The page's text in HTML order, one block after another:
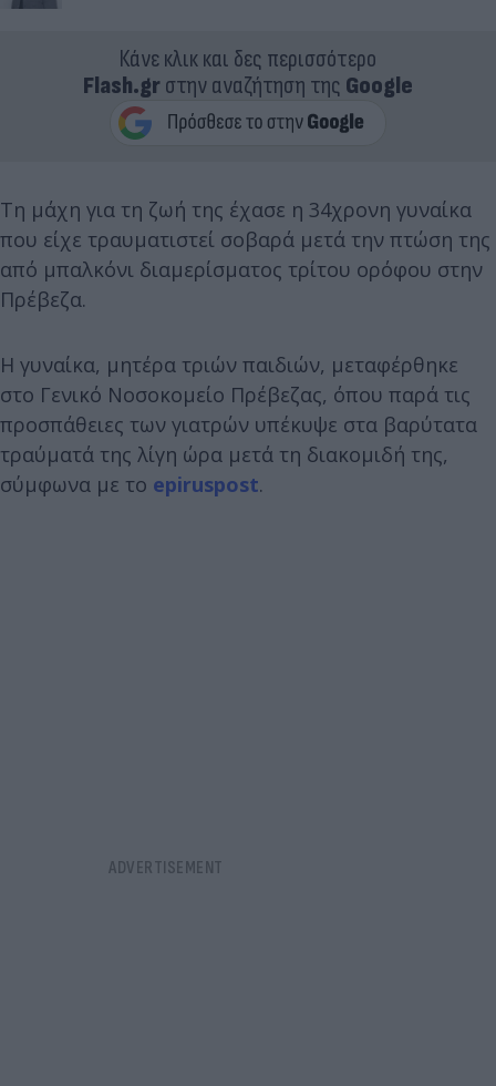
Κάνε κλικ και δες περισσότερο
Flash.grστην αναζήτηση της Google
Τη μάχη για τη ζωή της έχασε η 34χρονη γυναίκα
που είχε τραυματιστεί σοβαρά μετά την πτώση της
από μπαλκόνι διαμερίσματος τρίτου ορόφου στην
Πρέβεζα.
Η γυναίκα, μητέρα τριών παιδιών, μεταφέρθηκε
στο Γενικό Νοσοκομείο Πρέβεζας, όπου παρά τις
προσπάθειες των γιατρών υπέκυψε στα βαρύτατα
τραύματά της λίγη ώρα μετά τη διακομιδή της,
σύμφωνα με το epiruspost.